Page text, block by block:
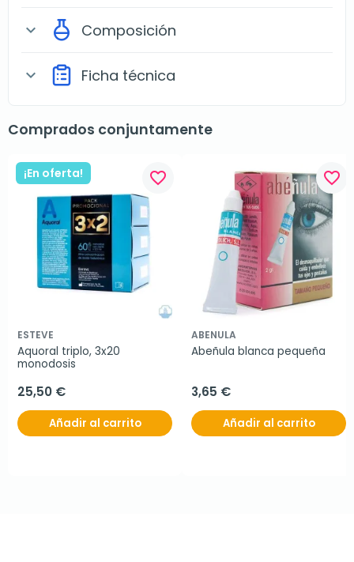
expand_more Composición
expand_more Ficha técnica
Comprados conjuntamente
¡En oferta! favorite_border
ESTEVE
Aquoral triplo, 3x20
monodosis
25,50 €
Añadir al carrito
favorite_border
ABENULA
Abeñula blanca pequeña
3,65 €
Añadir al carrito